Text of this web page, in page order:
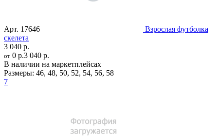
Арт. 17646
Взрослая футболка
скелета
3 040 р.
от 0 р.3 040 р.
В наличии на маркетплейсах
Размеры: 46, 48, 50, 52, 54, 56, 58
7